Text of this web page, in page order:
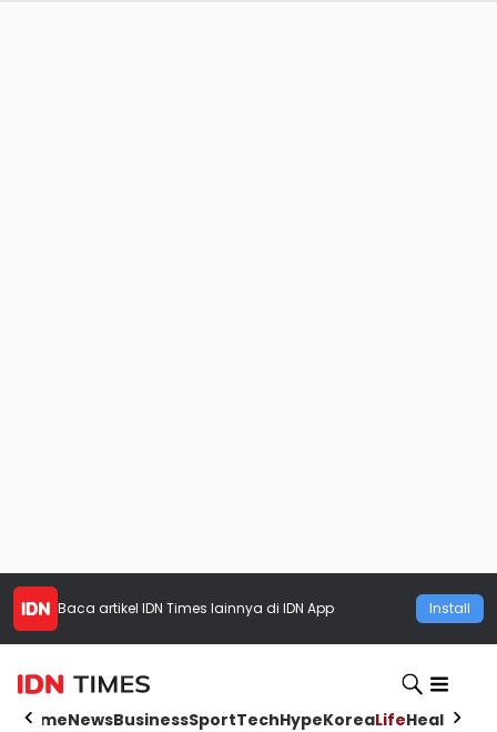
Baca artikel IDN Times lainnya di IDN App Install
HomeNewsBusinessSportTechHypeKoreaLifeHealth